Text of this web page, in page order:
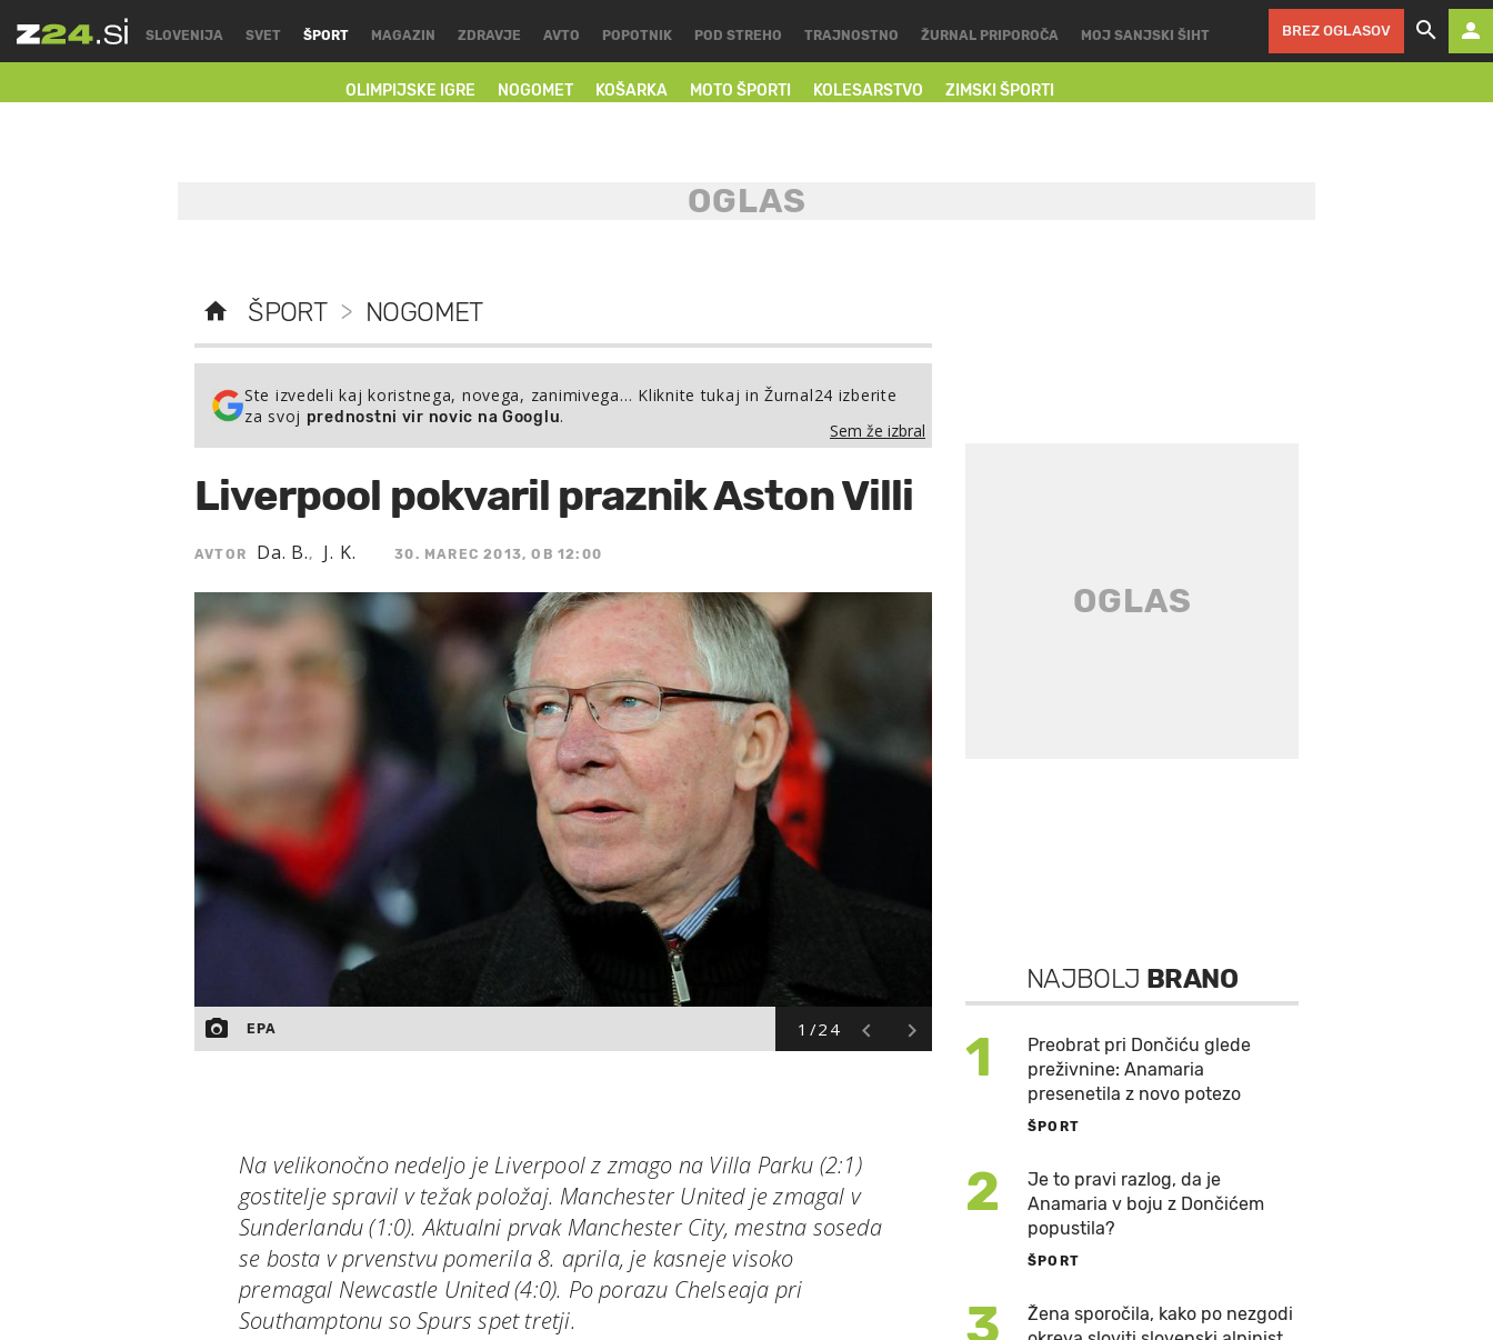
SLOVENIJA SVET ŠPORT
OLIMPIJSKE IGRE NOGOMET KOŠARKA MOTO ŠPORTI KOLESARSTVO ZIMSKI ŠPORTI
MAGAZIN ZDRAVJE AVTO POPOTNIK POD STREHO TRAJNOSTNO ŽURNAL PRIPOROČA MOJ SANJSKI ŠIHT BREZ OGLASOV
ŠPORT > NOGOMET
Ste izvedeli kaj koristnega, novega, zanimivega… Kliknite tukaj in Žurnal24 izberite
za svoj prednostni vir novic na Googlu.
Sem že izbral
Liverpool pokvaril praznik Aston Villi
AVTOR Da. B., J. K. 30. MAREC 2013, OB 12:00
1/24
EPA
Na velikonočno nedeljo je Liverpool z zmago na Villa Parku (2:1)
gostitelje spravil v težak položaj. Manchester United je zmagal v
Sunderlandu (1:0). Aktualni prvak Manchester City, mestna soseda
se bosta v prvenstvu pomerila 8. aprila, je kasneje visoko
premagal Newcastle United (4:0). Po porazu Chelseaja pri
Southamptonu so Spurs spet tretji.
NAJBOLJ BRANO
1
Preobrat pri Dončiću glede
preživnine: Anamaria
presenetila z novo potezo
ŠPORT
2
Je to pravi razlog, da je
Anamaria v boju z Dončićem
popustila?
ŠPORT
3
Žena sporočila, kako po nezgodi